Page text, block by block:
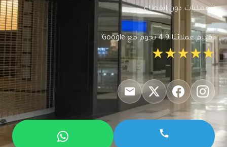
العمليات دون انقطاع.
تقييم عملائنا 4.9 نجوم مع Google
★★★★★